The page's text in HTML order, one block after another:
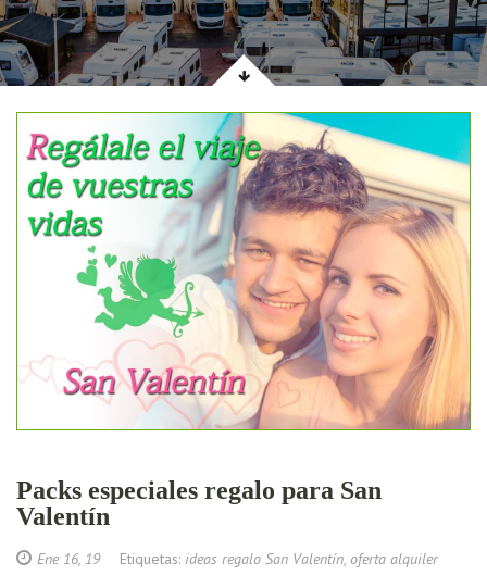
Packs especiales regalo para San
Valentín
Ene 16, 19Etiquetas: ideas regalo San Valentín, oferta alquiler